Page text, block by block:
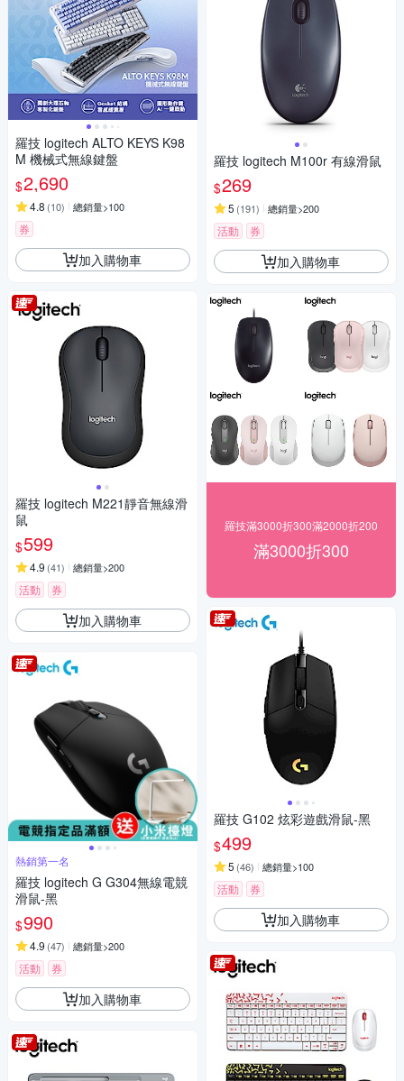
羅技 logitech ALTO KEYS K98
M 機械式無線鍵盤
$2,690
4.8 (10) 總銷量>100
券
加入購物車
羅技 logitech M221靜音無線滑
鼠
$599
4.9 (41) 總銷量>200
活動 券
加入購物車
熱銷第一名
羅技 logitech G G304無線電競
滑鼠-黑
$990
4.9 (47) 總銷量>200
活動 券
加入購物車
羅技 logitech M100r 有線滑鼠
$269
5 (191) 總銷量>200
活動 券
加入購物車
羅技滿3000折300滿2000折200
滿3000折300
羅技 G102 炫彩遊戲滑鼠-黑
$499
5 (46) 總銷量>100
活動 券
加入購物車